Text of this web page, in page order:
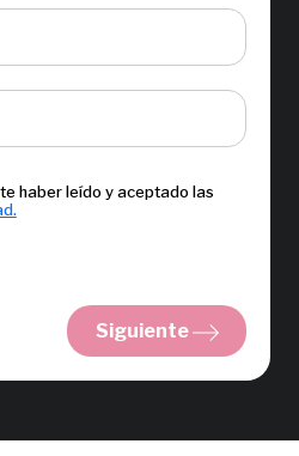
haber leído y aceptado las
Siguiente